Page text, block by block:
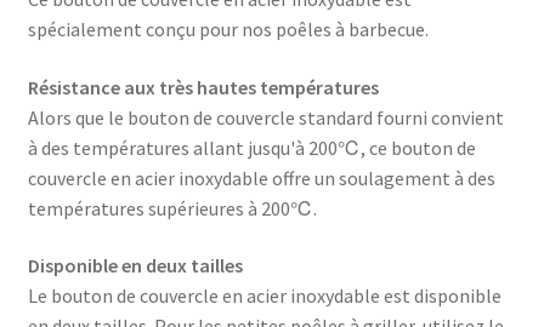
spécialement conçu pour nos poêles à barbecue.
Résistance aux très hautes températures
Alors que le bouton de couvercle standard fourni convient
à des températures allant jusqu'à 200℃, ce bouton de
couvercle en acier inoxydable offre un soulagement à des
températures supérieures à 200℃.
Disponible en deux tailles
Le bouton de couvercle en acier inoxydable est disponible